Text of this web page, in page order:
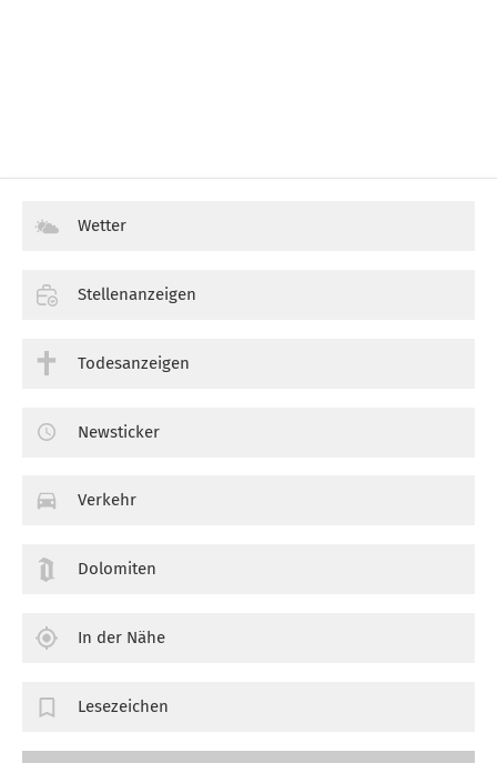
Wetter
Stellenanzeigen
Todesanzeigen
Newsticker
Verkehr
Dolomiten
In der Nähe
Lesezeichen